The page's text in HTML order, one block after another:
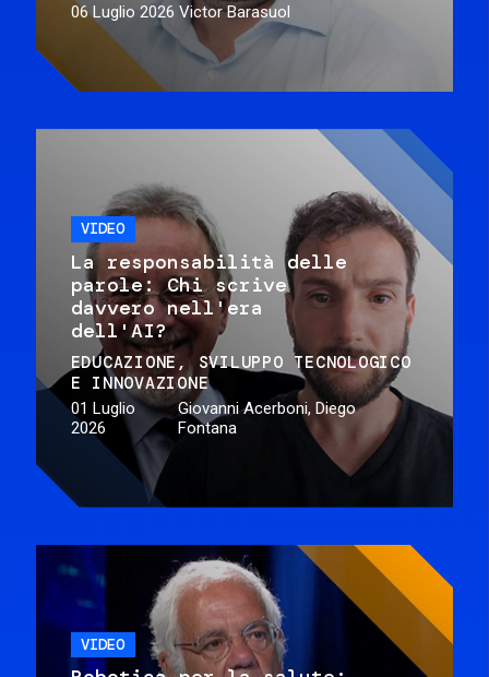
06 Luglio 2026 Victor Barasuol
VIDEO
La responsabilità delle
parole: Chi scrive
davvero nell'era
dell'AI?
EDUCAZIONE
SVILUPPO TECNOLOGICO
E INNOVAZIONE
01 Luglio
2026
Giovanni Acerboni, Diego
Fontana
VIDEO